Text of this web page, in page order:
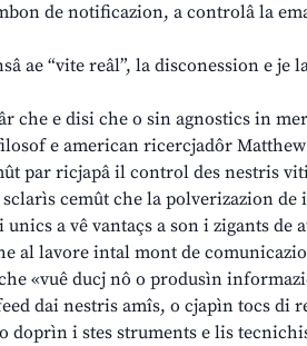
de notificazion, a controlâ la
ae “vite reâl”, la disconession e je
che e disi che o sin agnostics in
e american ricercjadôr
par ricjapâ il control des nestris
cemût che la polverizazion
a vê vantaçs a son i zigants de
al lavore intal mont de
«vuê ducj nô o produsìn
dai nestris amîs, o cjapìn tocs di
i stes struments e lis